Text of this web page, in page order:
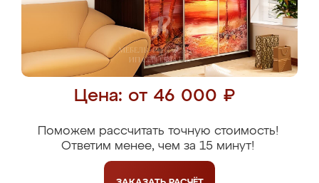
Цена: от 46 000 ₽
Поможем рассчитать точную стоимость!
Ответим менее, чем за 15 минут!